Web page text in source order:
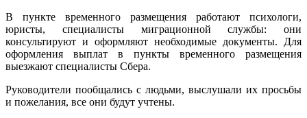
центре
В пункте временного размещения работают психологи,
юристы, специалисты миграционной службы: они
консультируют и оформляют необходимые документы. Для
оформления выплат в пункты временного размещения
выезжают специалисты Сбера.
Руководители пообщались с людьми, выслушали их просьбы
и пожелания, все они будут учтены.